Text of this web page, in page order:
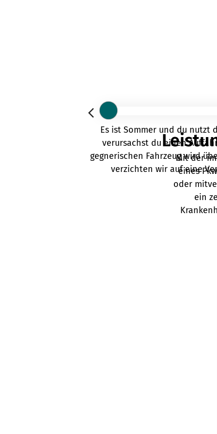
Es ist Sommer und du nutzt
verursachst du einen
gegnerischen Fahrzeug wird
verzichten wir auf eine
Mit der
eines
oder
ein